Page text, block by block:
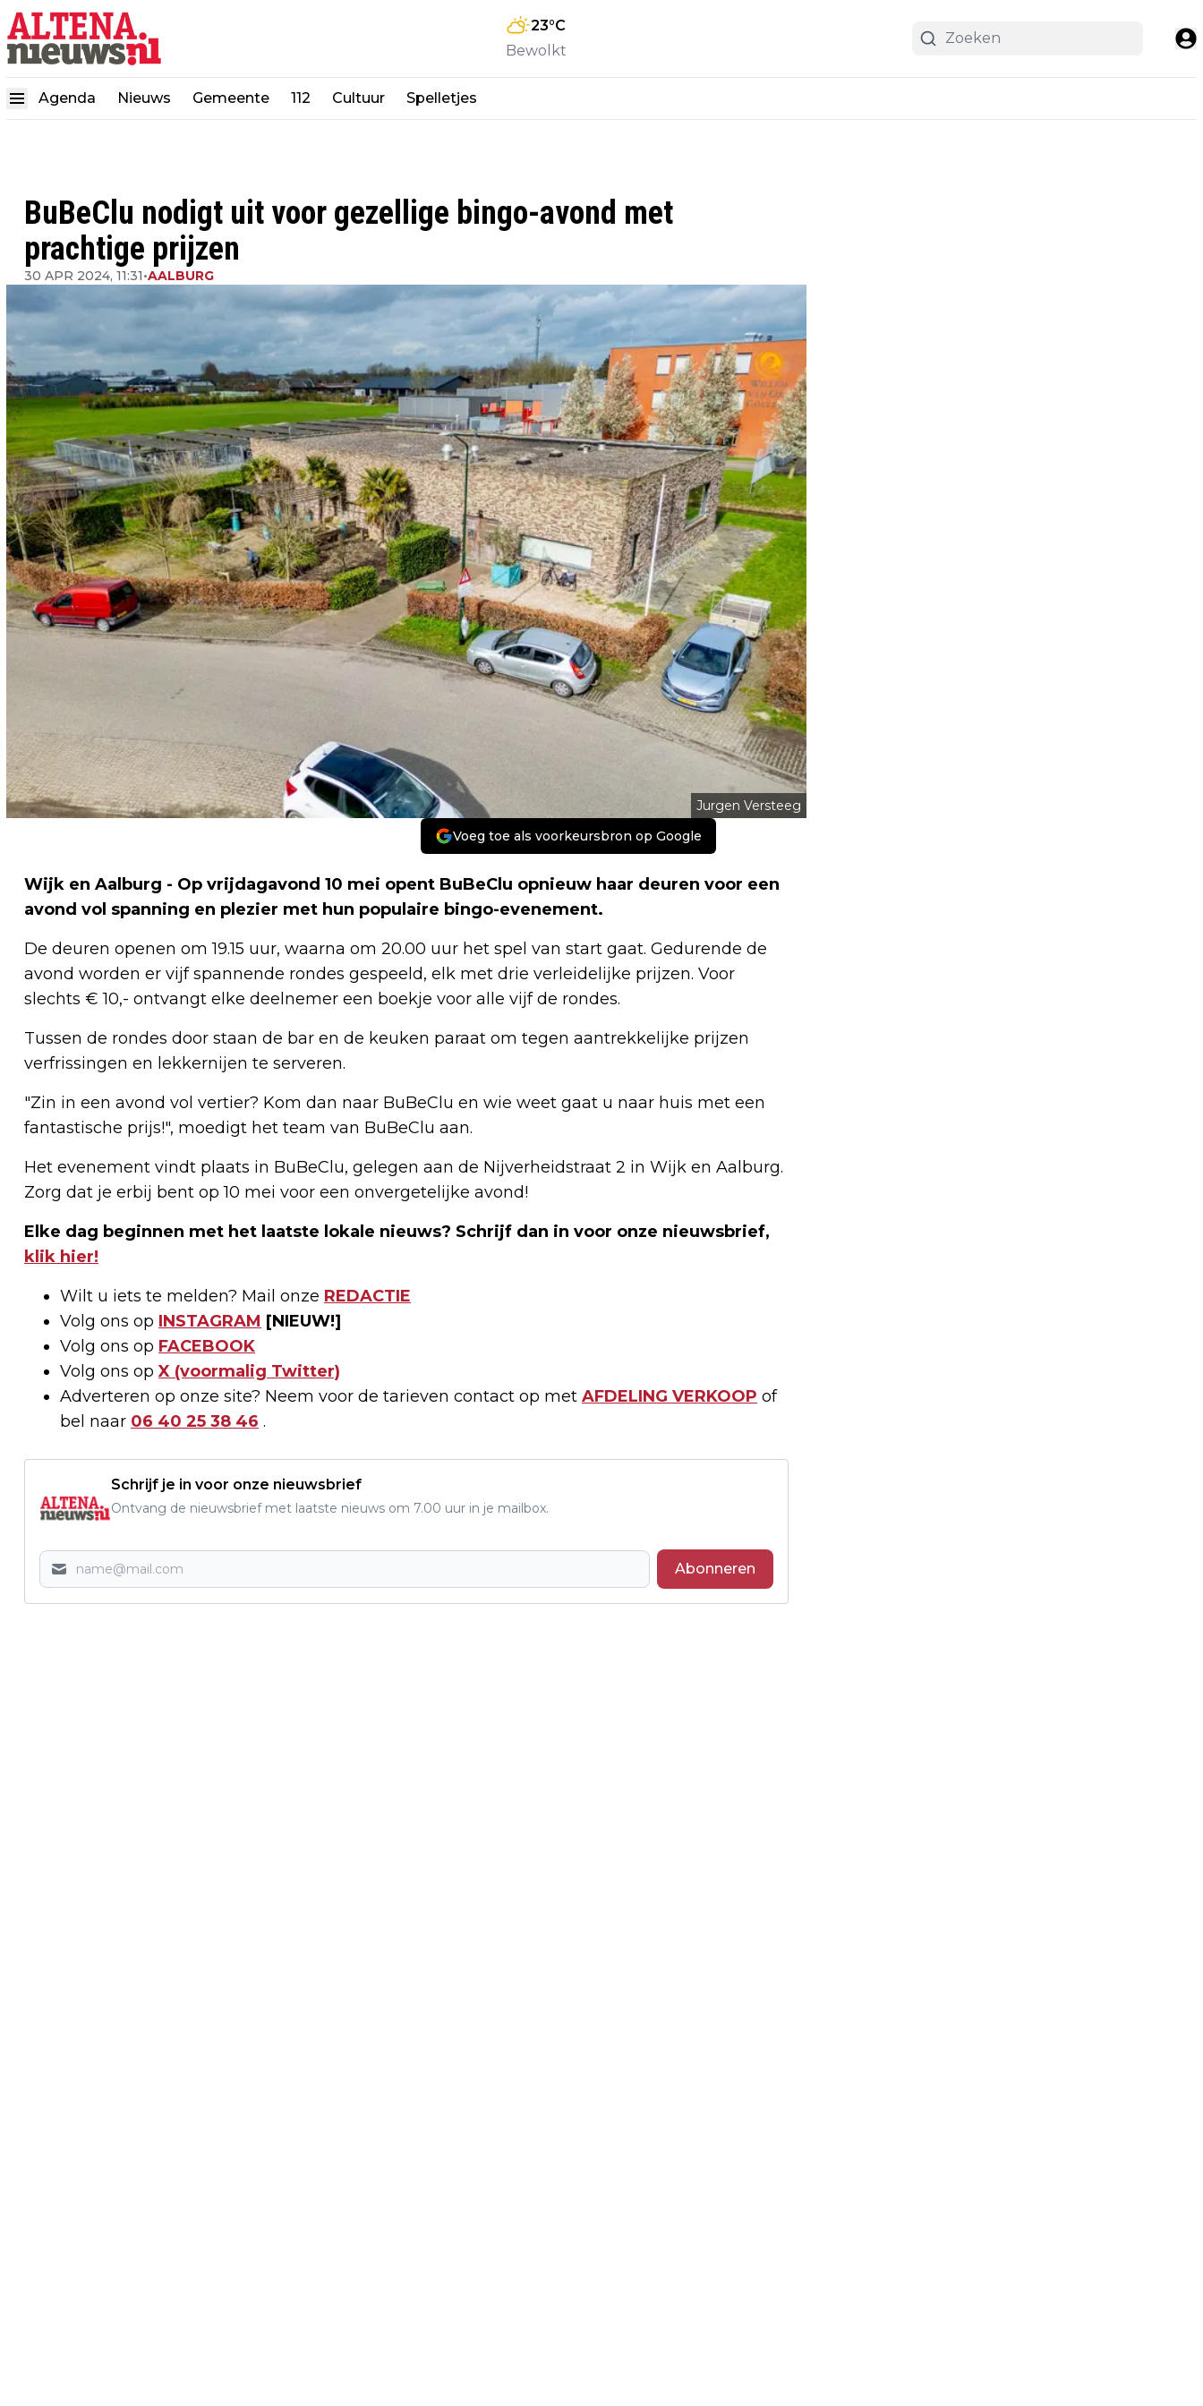
23°C
Bewolkt
Agenda Nieuws Gemeente 112 Cultuur Spelletjes
BuBeClu nodigt uit voor gezellige bingo-avond met
prachtige prijzen
30 APR 2024, 11:31•AALBURG
Jurgen Versteeg
Voeg toe als voorkeursbron op Google
Wijk en Aalburg - Op vrijdagavond 10 mei opent BuBeClu opnieuw haar deuren voor een
avond vol spanning en plezier met hun populaire bingo-evenement.
De deuren openen om 19.15 uur, waarna om 20.00 uur het spel van start gaat. Gedurende de
avond worden er vijf spannende rondes gespeeld, elk met drie verleidelijke prijzen. Voor
slechts € 10,- ontvangt elke deelnemer een boekje voor alle vijf de rondes.
Tussen de rondes door staan de bar en de keuken paraat om tegen aantrekkelijke prijzen
verfrissingen en lekkernijen te serveren.
"Zin in een avond vol vertier? Kom dan naar BuBeClu en wie weet gaat u naar huis met een
fantastische prijs!", moedigt het team van BuBeClu aan.
Het evenement vindt plaats in BuBeClu, gelegen aan de Nijverheidstraat 2 in Wijk en Aalburg.
Zorg dat je erbij bent op 10 mei voor een onvergetelijke avond!
Elke dag beginnen met het laatste lokale nieuws? Schrijf dan in voor onze nieuwsbrief,
klik hier!
Wilt u iets te melden? Mail onze REDACTIE
Volg ons op INSTAGRAM [NIEUW!]
Volg ons op FACEBOOK
Volg ons opX (voormalig Twitter)
Adverteren op onze site? Neem voor de tarieven contact op met AFDELING VERKOOP of
bel naar 06 40 25 38 46 .
Schrijf je in voor onze nieuwsbrief
Ontvang de nieuwsbrief met laatste nieuws om 7.00 uur in je mailbox.
Abonneren